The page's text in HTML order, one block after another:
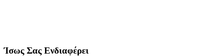
Ίσως Σας Ενδιαφέρει